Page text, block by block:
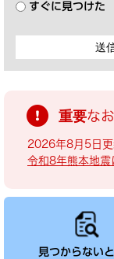
すぐに見つけた
重要な
2026年8月5日
令和8年熊本地震
見つからない